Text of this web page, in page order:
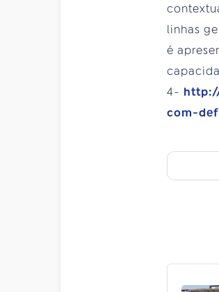
linhas
é
4-
com-